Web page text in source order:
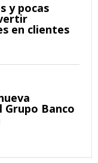
y pocas
en clientes
Grupo Banco